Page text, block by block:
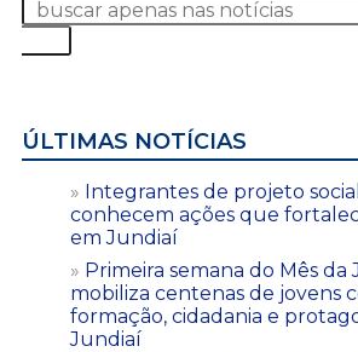
ÚLTIMAS NOTÍCIAS
Integrantes de projeto
conhecem ações que
em Jundiaí
Primeira semana do Mês
mobiliza centenas de jovens
formação, cidadania e
Jundiaí